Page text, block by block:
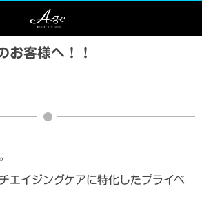
お客様へ！！
エイジングケアに特化したプライベ